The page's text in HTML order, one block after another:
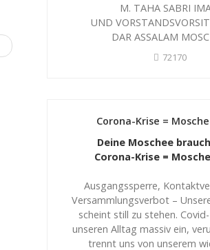
M. TAHA SABRI
UND
DAR ASSALAM
72170
Corona-Krise =
Deine Moschee
Corona-Krise =
Ausgangssperre,
Versammlungsverbot –
scheint still zu stehen.
unseren Alltag massiv ein,
trennt uns von unserem